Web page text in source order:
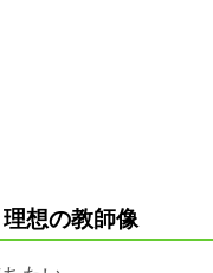
想の教師像